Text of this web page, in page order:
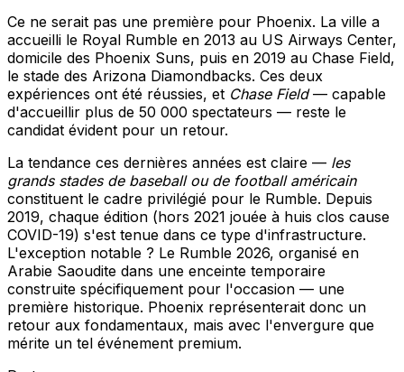
Ce ne serait pas une première pour Phoenix. La ville a
accueilli le Royal Rumble en 2013 au US Airways Center,
domicile des Phoenix Suns, puis en 2019 au Chase Field,
le stade des Arizona Diamondbacks. Ces deux
expériences ont été réussies, et Chase Field— capable
d'accueillir plus de 50 000 spectateurs — reste le
candidat évident pour un retour.
La tendance ces dernières années est claire — les
grands stades de baseball ou de football américain
constituent le cadre privilégié pour le Rumble. Depuis
2019, chaque édition (hors 2021 jouée à huis clos cause
COVID-19) s'est tenue dans ce type d'infrastructure.
L'exception notable ? Le Rumble 2026, organisé en
Arabie Saoudite dans une enceinte temporaire
construite spécifiquement pour l'occasion — une
première historique. Phoenix représenterait donc un
retour aux fondamentaux, mais avec l'envergure que
mérite un tel événement premium.